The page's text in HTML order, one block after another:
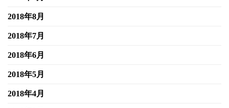
2018年8月
2018年7月
2018年6月
2018年5月
2018年4月